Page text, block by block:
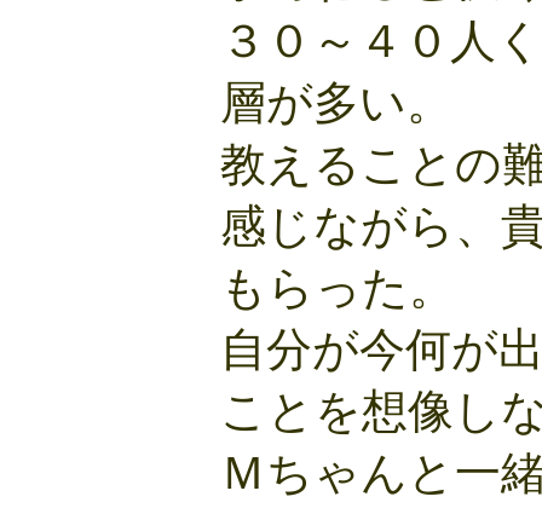
３０～４０人
層が多い。
教えることの
感じながら、
もらった。
自分が今何が
ことを想像し
Ｍちゃんと一